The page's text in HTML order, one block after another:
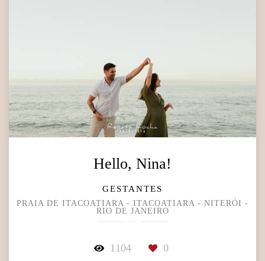
Hello, Nina!
GESTANTES
PRAIA DE ITACOATIARA - ITACOATIARA - NITERÓI -
RIO DE JANEIRO
1104 0